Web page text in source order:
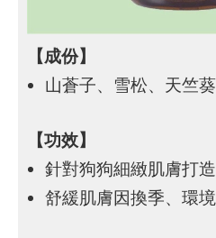
【成份】
山蒼子、雪松、天竺
【功效】
針對狗狗細緻肌膚打
舒緩肌膚因換季、環